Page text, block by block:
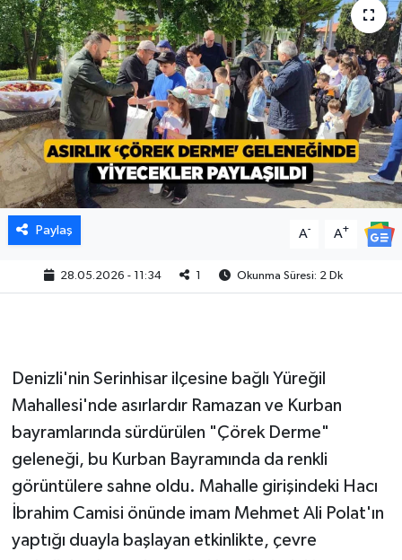
Paylaş A- A+
28.05.2026 - 11:34 Okunma Süresi: 2 Dk
Denizli'nin Serinhisar ilçesine bağlı Yüreğil
Mahallesi'nde asırlardır Ramazan ve Kurban
bayramlarında sürdürülen "Çörek Derme"
geleneği, bu Kurban Bayramında da renkli
görüntülere sahne oldu. Mahalle girişindeki Hacı
İbrahim Camisi önünde imam Mehmet Ali Polat'ın
yaptığı duayla başlayan etkinlikte, çevre